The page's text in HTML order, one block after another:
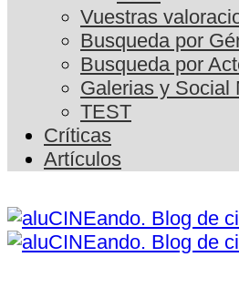
Vuestras
Busqueda por
Busqueda por
Galerias y Social
TEST
Críticas
Artículos